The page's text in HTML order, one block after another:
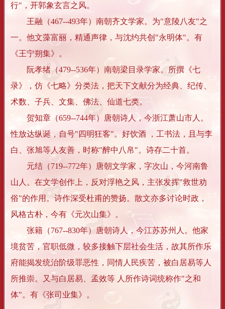
行"，开郭象玄言之风。
王融（467--493年）南朝齐文学家。为"意陵八友"之
一。他文藻富丽，精通声律，与沈约共创"永明体"。有
《王宁朔集》。
阮孝绪（479--536年）南朝梁目录学家。所撰《七
录》，仿《七略》分类法，把天下文献分为经典、纪传、
术数、子兵、文集、佛法、仙道七类。
贺知章（659--744年）唐朝诗人，今浙江萧山市人。
性放达纵诞，自号"四明狂客"。好饮酒 ，工书法，且与李
白、张旭等人友善，时称"醉中八帛"。诗存二十首。
元结（719--772年）唐朝文学家，字次山，今河南鲁
山人。在文学创作上，反对浮艳之风，主张发挥"救世劝
俗"的作用。诗作深受杜甫的赞扬。散文亦多讨论时政，
风格古朴，今有《元次山集》。
张籍（767--830年）唐朝诗人，今江苏苏州人。他家
境贫苦，官职低微，较多接触下层社会生活，故其所作乐
府能揭发统治阶级罪恶性，同情人民疾苦，被白居易等人
所推崇。又与白居易、孟效等 人所作诗词统称作"之和
体"。有《张司业集》。